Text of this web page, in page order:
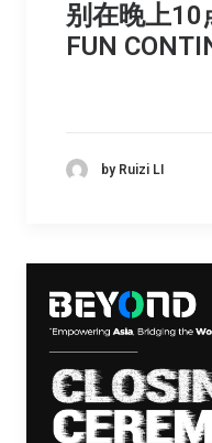
别在晚上10
FUN
by Ruizi LI